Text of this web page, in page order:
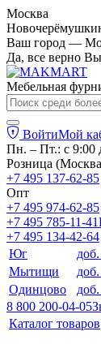
Москва
Ваш город —
Да, все верно
Мебельная
ВойтиМой
Пн. – Пт.: с 9:00
Розница
+7 495 137-62-85
Опт
+7 495 974-62-85
+7 495 785-11-41
+7 495 134-42-64
Юг
доб.
Мытищи
Одинцово
8 800 200-04-05
Каталог товаров